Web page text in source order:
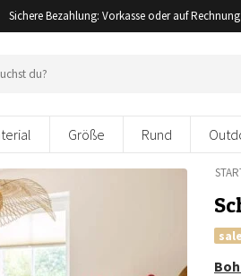
Sichere Bezahlung: Vorkasse oder auf Rechnung
Größe Rund
sale